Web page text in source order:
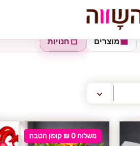
חנויות מוצרים
משלוח 0 ₪ קופון הטבה